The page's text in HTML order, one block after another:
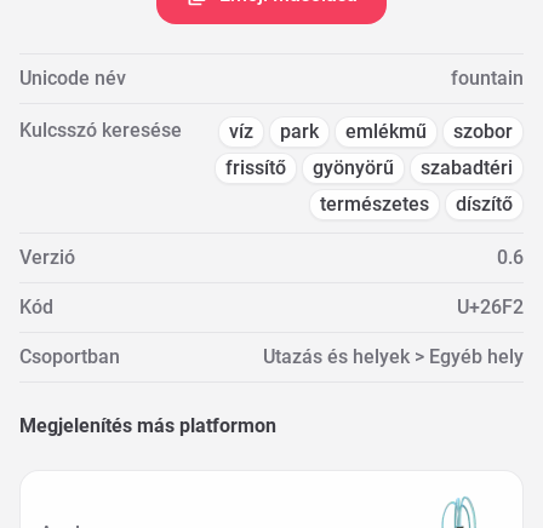
Unicode név fountain
Kulcsszó keresése víz park emlékmű
szobor
frissítő
gyönyörű
szabadtéri
természetes
díszítő
Verzió 0.6
Kód U+26F2
Csoportban Utazás és helyek > Egyéb hely
Megjelenítés más platformon